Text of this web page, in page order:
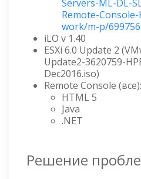
Servers-ML-DL-
Remote-
work/m-p/
iLO v 1.40
ESXi 6.0 Update 2
Update2-3620759-
Dec2016.iso)
Remote Console (все):
HTML 5
Java
.NET
Решение